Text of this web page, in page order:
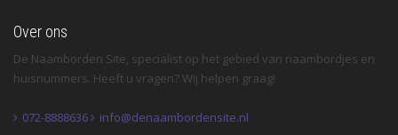
Over ons
De Naamborden Site, specialist op het gebied van naambordjes en
huisnummers. Heeft u vragen? Wij helpen graag!
072-8888636 info@denaambordensite.nl